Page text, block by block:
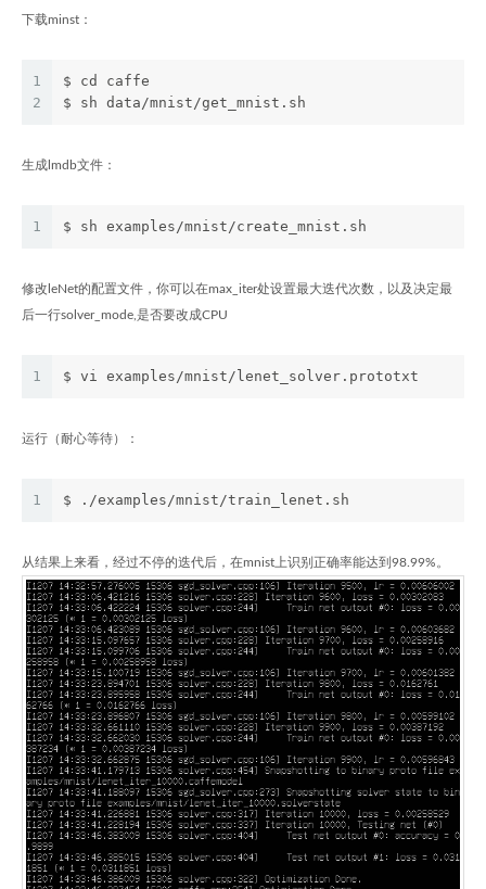
下载minst：
1
2
$ cd caffe
$ sh data/mnist/get_mnist.sh
生成lmdb文件：
1 $ sh examples/mnist/create_mnist.sh
修改leNet的配置文件，你可以在max_iter处设置最大迭代次数，以及决定最
后一行solver_mode,是否要改成CPU
1 $ vi examples/mnist/lenet_solver.prototxt
运行（耐心等待）：
1 $ ./examples/mnist/train_lenet.sh
从结果上来看，经过不停的迭代后，在mnist上识别正确率能达到98.99%。